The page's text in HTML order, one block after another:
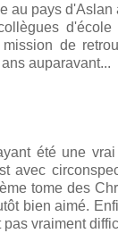
au pays
d'école
de
auparavant...
été une
avec
tome des
bien aimé.
vraiment